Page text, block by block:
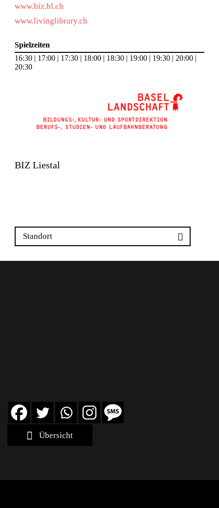
www.biz.bl.ch
www.livinglibrary.ch
Spielzeiten
16:30 | 17:00 | 17:30 | 18:00 | 18:30 | 19:00 | 19:30 | 20:00 |
20:30
BIZ Liestal
Standort
Übersicht